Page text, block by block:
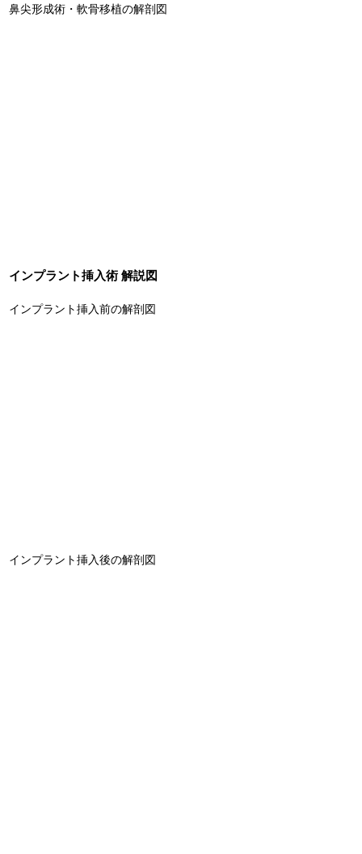
鼻尖形成術・軟骨移植の解剖図
インプラント挿入術 解説図
インプラント挿入前の解剖図
インプラント挿入後の解剖図